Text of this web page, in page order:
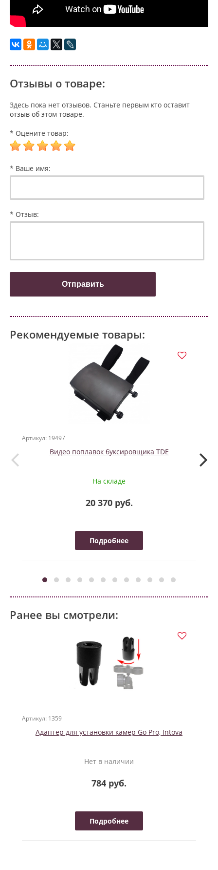
Отзывы о товаре:
Здесь пока нет отзывов. Станьте первым кто оставит
отзыв об этом товаре.
* Оцените товар:
* Ваше имя:
* Отзыв:
Рекомендуемые товары:
Артикул: 19497
Видео поплавок буксировщика TDE
На складе
20 370 руб.
Подробнее
Ранее вы смотрели:
Артикул: 1359
Адаптер для установки камер Go Pro, Intova
Нет в наличии
784 руб.
Подробнее